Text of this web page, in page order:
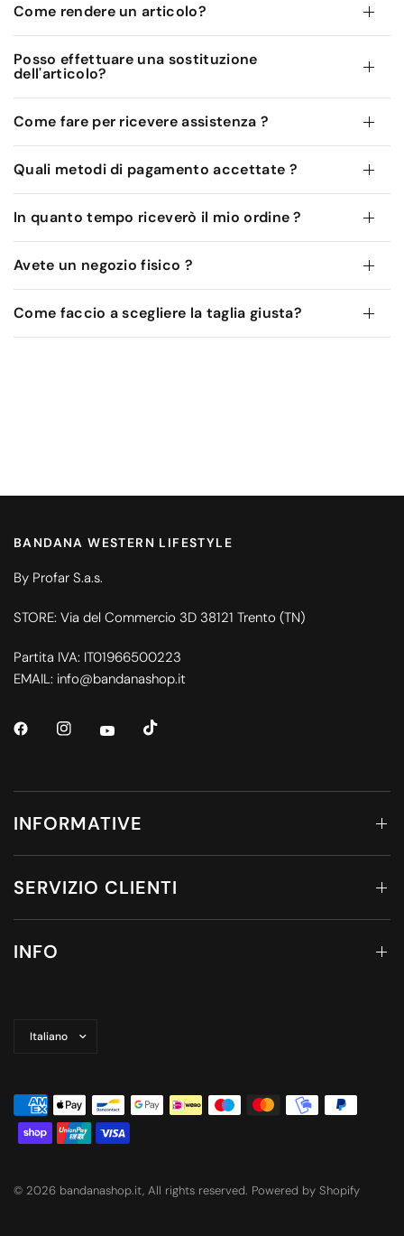
Come rendere un articolo?
Posso effettuare una sostituzione
dell'articolo?
Come fare per ricevere assistenza ?
Quali metodi di pagamento accettate ?
In quanto tempo riceverò il mio ordine ?
Avete un negozio fisico ?
Come faccio a scegliere la taglia giusta?
BANDANA WESTERN LIFESTYLE
By Profar S.a.s.
STORE: Via del Commercio 3D 38121 Trento (TN)
Partita IVA: IT01966500223
EMAIL: info@bandanashop.it
INFORMATIVE
SERVIZIO CLIENTI
INFO
paese/area
© 2026 bandanashop.it, All rights reserved. Powered by Shopify